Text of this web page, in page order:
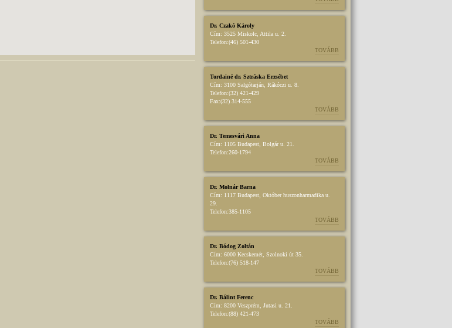
Dr. Czakó Károly
Cím: 3525 Miskolc, Attila u. 2.
Telefon:(46) 501-430
TOVÁBB
Tordainé dr. Sztráska Erzsébet
Cím: 3100 Salgótarján, Rákóczi u. 8.
Telefon:(32) 421-429
Fax:(32) 314-555
TOVÁBB
Dr. Temesvári Anna
Cím: 1105 Budapest, Bolgár u. 21.
Telefon:260-1794
TOVÁBB
Dr. Molnár Barna
Cím: 1117 Budapest, Október huszonharmadika u.
29.
Telefon:385-1105
TOVÁBB
Dr. Bódog Zoltán
Cím: 6000 Kecskemét, Szolnoki út 35.
Telefon:(76) 518-147
TOVÁBB
Dr. Bálint Ferenc
Cím: 8200 Veszprém, Jutasi u. 21.
Telefon:(88) 421-473
TOVÁBB